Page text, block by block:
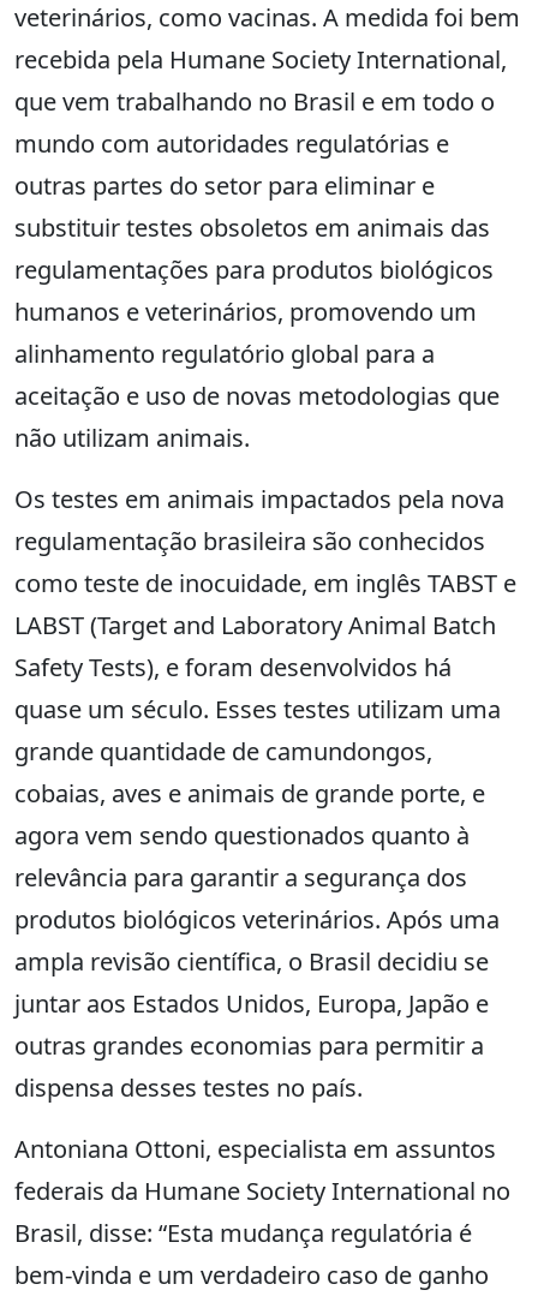
veterinários, como vacinas. A medida foi bem
recebida pela Humane Society International,
que vem trabalhando no Brasil e em todo o
mundo com autoridades regulatórias e
outras partes do setor para eliminar e
substituir testes obsoletos em animais das
regulamentações para produtos biológicos
humanos e veterinários, promovendo um
alinhamento regulatório global para a
aceitação e uso de novas metodologias que
não utilizam animais.
Os testes em animais impactados pela nova
regulamentação brasileira são conhecidos
como teste de inocuidade, em inglês TABST e
LABST (Target and Laboratory Animal Batch
Safety Tests), e foram desenvolvidos há
quase um século. Esses testes utilizam uma
grande quantidade de camundongos,
cobaias, aves e animais de grande porte, e
agora vem sendo questionados quanto à
relevância para garantir a segurança dos
produtos biológicos veterinários. Após uma
ampla revisão científica, o Brasil decidiu se
juntar aos Estados Unidos, Europa, Japão e
outras grandes economias para permitir a
dispensa desses testes no país.
Antoniana Ottoni, especialista em assuntos
federais da Humane Society International no
Brasil, disse: “Esta mudança regulatória é
bem-vinda e um verdadeiro caso de ganho